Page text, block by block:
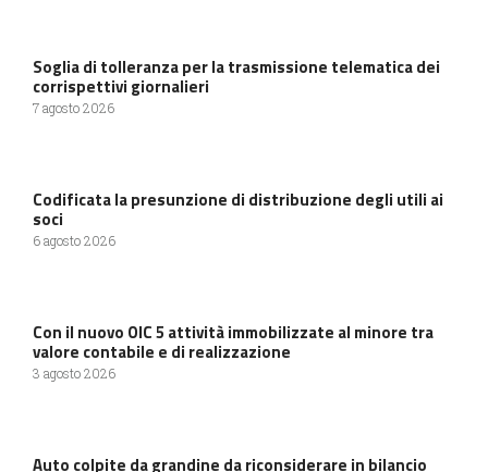
Soglia di tolleranza per la trasmissione telematica dei
corrispettivi giornalieri
7 agosto 2026
Codificata la presunzione di distribuzione degli utili ai
soci
6 agosto 2026
Con il nuovo OIC 5 attività immobilizzate al minore tra
valore contabile e di realizzazione
3 agosto 2026
Auto colpite da grandine da riconsiderare in bilancio